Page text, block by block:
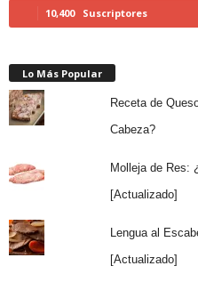
10,400 Suscriptores
Lo Más Popular
Receta de
Cabeza?
Molleja de Res:
[Actualizado]
Lengua al
[Actualizado]